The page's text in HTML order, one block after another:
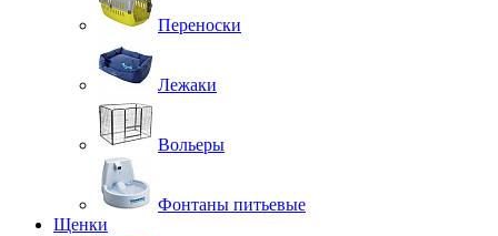
Переноски
Лежаки
Вольеры
Фонтаны питьевые
Щенки